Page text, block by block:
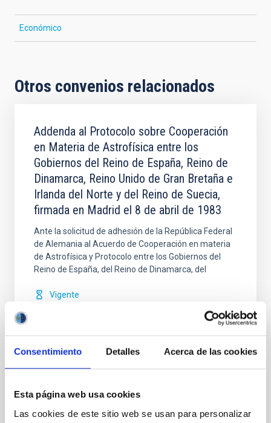
Consentimiento Detalles Acerca de las cookies
Esta página web usa cookies
Las cookies de este sitio web se usan para personalizar
Económico
Otros convenios relacionados
Addenda al Protocolo sobre Cooperación
en Materia de Astrofísica entre los
Gobiernos del Reino de España, Reino de
Dinamarca, Reino Unido de Gran Bretaña e
Irlanda del Norte y del Reino de Suecia,
firmada en Madrid el 8 de abril de 1983
Ante la solicitud de adhesión de la República Federal
de Alemania al Acuerdo de Cooperación en materia
de Astrofísica y Protocolo entre los Gobiernos del
Reino de España, del Reino de Dinamarca, del
Vigente
Modificación nº 1 a la Carta Acuerdo sobre